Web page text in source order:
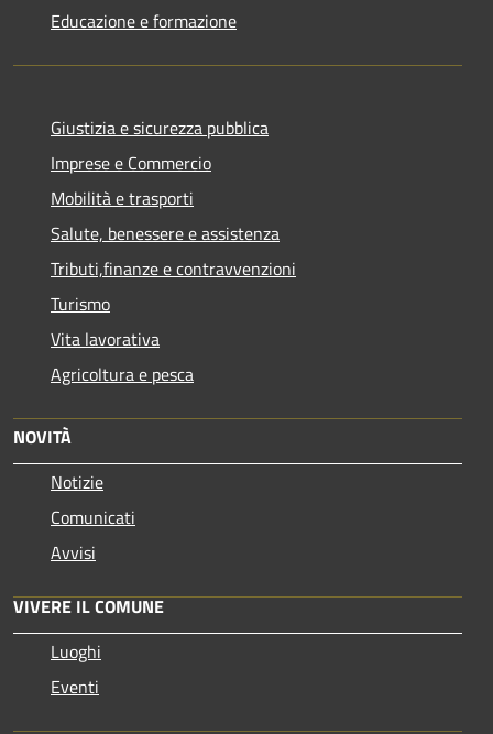
Educazione e formazione
Giustizia e sicurezza pubblica
Imprese e Commercio
Mobilità e trasporti
Salute, benessere e assistenza
Tributi,finanze e contravvenzioni
Turismo
Vita lavorativa
Agricoltura e pesca
NOVITÀ
Notizie
Comunicati
Avvisi
VIVERE IL COMUNE
Luoghi
Eventi